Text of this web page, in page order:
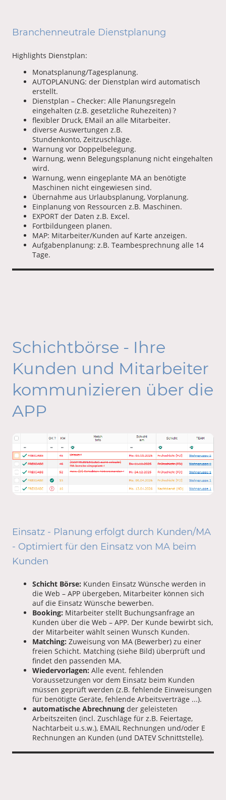
Branchenneutrale Dienstplanung
Highlights Dienstplan:
Monatsplanung/Tagesplanung.
AUTOPLANUNG: der Dienstplan wird automatisch
erstellt.
Dienstplan – Checker: Alle Planungsregeln
eingehalten (z.B. gesetzliche Ruhezeiten) ?
flexibler Druck, EMail an alle Mitarbeiter.
diverse Auswertungen z.B.
Stundenkonto, Zeitzuschläge.
Warnung vor Doppelbelegung.
Warnung, wenn Belegungsplanung nicht eingehalten
wird.
Warnung, wenn eingeplante MA an benötigte
Maschinen nicht eingewiesen sind.
Übernahme aus Urlaubsplanung, Vorplanung.
Einplanung von Ressourcen z.B. Maschinen.
EXPORT der Daten z.B. Excel.
Fortbildungeen planen.
MAP: Mitarbeiter/Kunden auf Karte anzeigen.
Aufgabenplanung: z.B. Teambesprechnung alle 14
Tage.
Schichtbörse - Ihre
Kunden und Mitarbeiter
kommunizieren über die
APP
Einsatz - Planung erfolgt durch Kunden/MA
- Optimiert für den Einsatz von MA beim
Kunden
Schicht Börse: Kunden Einsatz Wünsche werden in
die Web – APP übergeben, Mitarbeiter können sich
auf die Einsatz Wünsche bewerben.
Booking: Mitarbeiter stellt Buchungsanfrage an
Kunden über die Web – APP. Der Kunde bewirbt sich,
der Mitarbeiter wählt seinen Wunsch Kunden.
Matching: Zuweisung von MA (Bewerber) zu einer
freien Schicht. Matching (siehe Bild) überprüft und
findet den passenden MA.
Wiedervorlagen: Alle event. fehlenden
Voraussetzungen vor dem Einsatz beim Kunden
müssen geprüft werden (z.B. fehlende Einweisungen
für benötigte Geräte, fehlende Arbeitsverträge ...).
automatische Abrechnung der geleisteten
Arbeitszeiten (incl. Zuschläge für z.B. Feiertage,
Nachtarbeit u.s.w.), EMAIL Rechnungen und/oder E
Rechnungen an Kunden (und DATEV Schnittstelle).